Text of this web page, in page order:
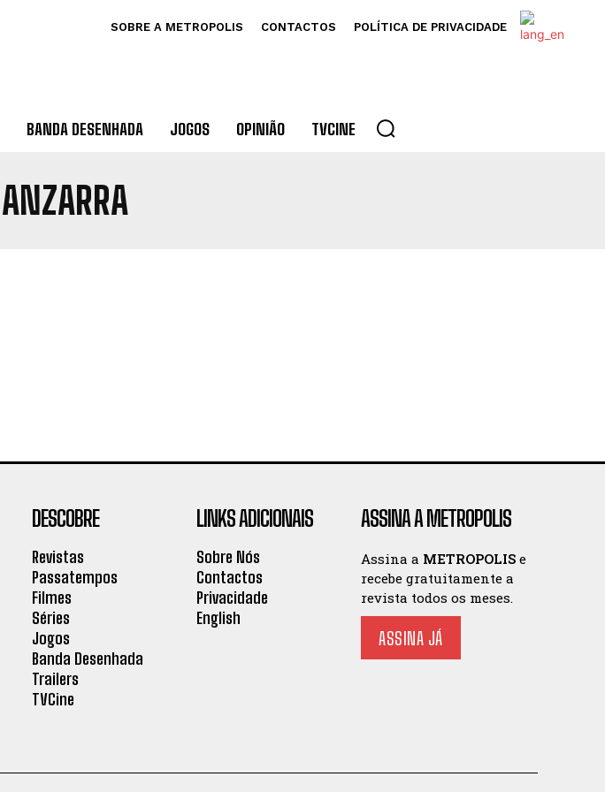
SOBRE A METROPOLIS CONTACTOS POLÍTICA DE PRIVACIDADE
BANDA DESENHADA JOGOS OPINIÃO TVCINE
DESCOBRE
Revistas
Passatempos
Filmes
Séries
Jogos
Banda Desenhada
Trailers
TVCine
LINKS ADICIONAIS
Sobre Nós
Contactos
Privacidade
English
ASSINA A METROPOLIS
Assina a METROPOLIS e
recebe gratuitamente a
revista todos os meses.
ASSINA JÁ